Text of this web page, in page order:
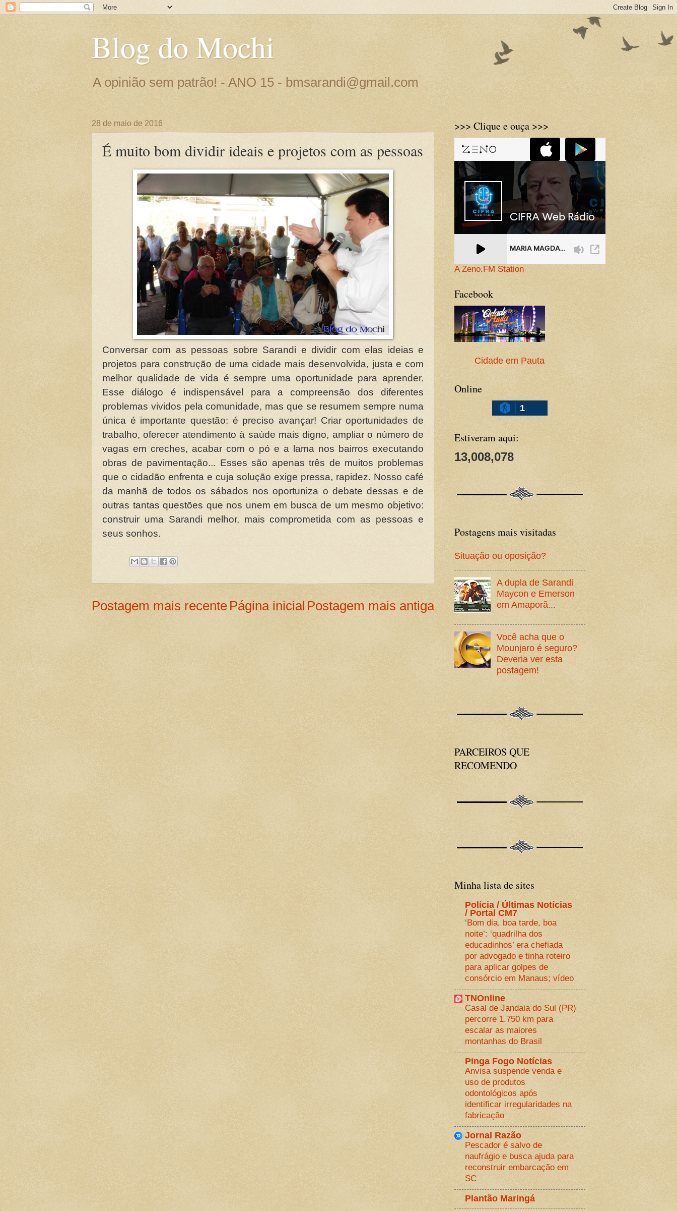
Blog do Mochi
A opinião sem patrão! - ANO 15 - bmsarandi@gmail.com
28 de maio de 2016
É muito bom dividir ideais e projetos com as pessoas
Conversar com as pessoas sobre Sarandi e dividir com elas ideias e
projetos para construção de uma cidade mais desenvolvida, justa e com
melhor qualidade de vida é sempre uma oportunidade para aprender.
Esse diálogo é indispensável para a compreensão dos diferentes
problemas vividos pela comunidade, mas que se resumem sempre numa
única é importante questão: é preciso avançar! Criar oportunidades de
trabalho, oferecer atendimento à saúde mais digno, ampliar o número de
vagas em creches, acabar com o pó e a lama nos bairros executando
obras de pavimentação... Esses são apenas três de muitos problemas
que o cidadão enfrenta e cuja solução exige pressa, rapidez. Nosso café
da manhã de todos os sábados nos oportuniza o debate dessas e de
outras tantas questões que nos unem em busca de um mesmo objetivo:
construir uma Sarandi melhor, mais comprometida com as pessoas e
seus sonhos.
Postagem mais recente Postagem mais antiga
Página inicial
>>> Clique e ouça >>>
A Zeno.FM Station
Facebook
Cidade em Pauta
Online
1
Estiveram aqui:
13,008,078
Postagens mais visitadas
Situação ou oposição?
A dupla de Sarandi
Maycon e Emerson
em Amaporã...
Você acha que o
Mounjaro é seguro?
Deveria ver esta
postagem!
PARCEIROS QUE
RECOMENDO
Minha lista de sites
Polícia / Últimas Notícias
/ Portal CM7
‘Bom dia, boa tarde, boa
noite’: ‘quadrilha dos
educadinhos’ era chefiada
por advogado e tinha roteiro
para aplicar golpes de
consórcio em Manaus; vídeo
TNOnline
Casal de Jandaia do Sul (PR)
percorre 1.750 km para
escalar as maiores
montanhas do Brasil
Pinga Fogo Notícias
Anvisa suspende venda e
uso de produtos
odontológicos após
identificar irregularidades na
fabricação
Jornal Razão
Pescador é salvo de
naufrágio e busca ajuda para
reconstruir embarcação em
SC
Plantão Maringá